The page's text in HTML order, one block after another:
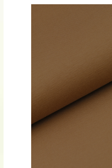
Over ons